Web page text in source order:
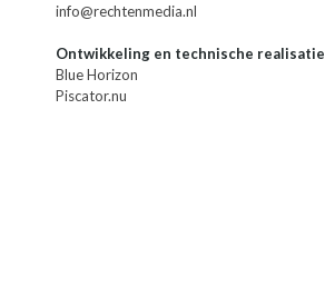
info@rechtenmedia.nl
Ontwikkeling en technische realisatie
Blue Horizon
Piscator.nu